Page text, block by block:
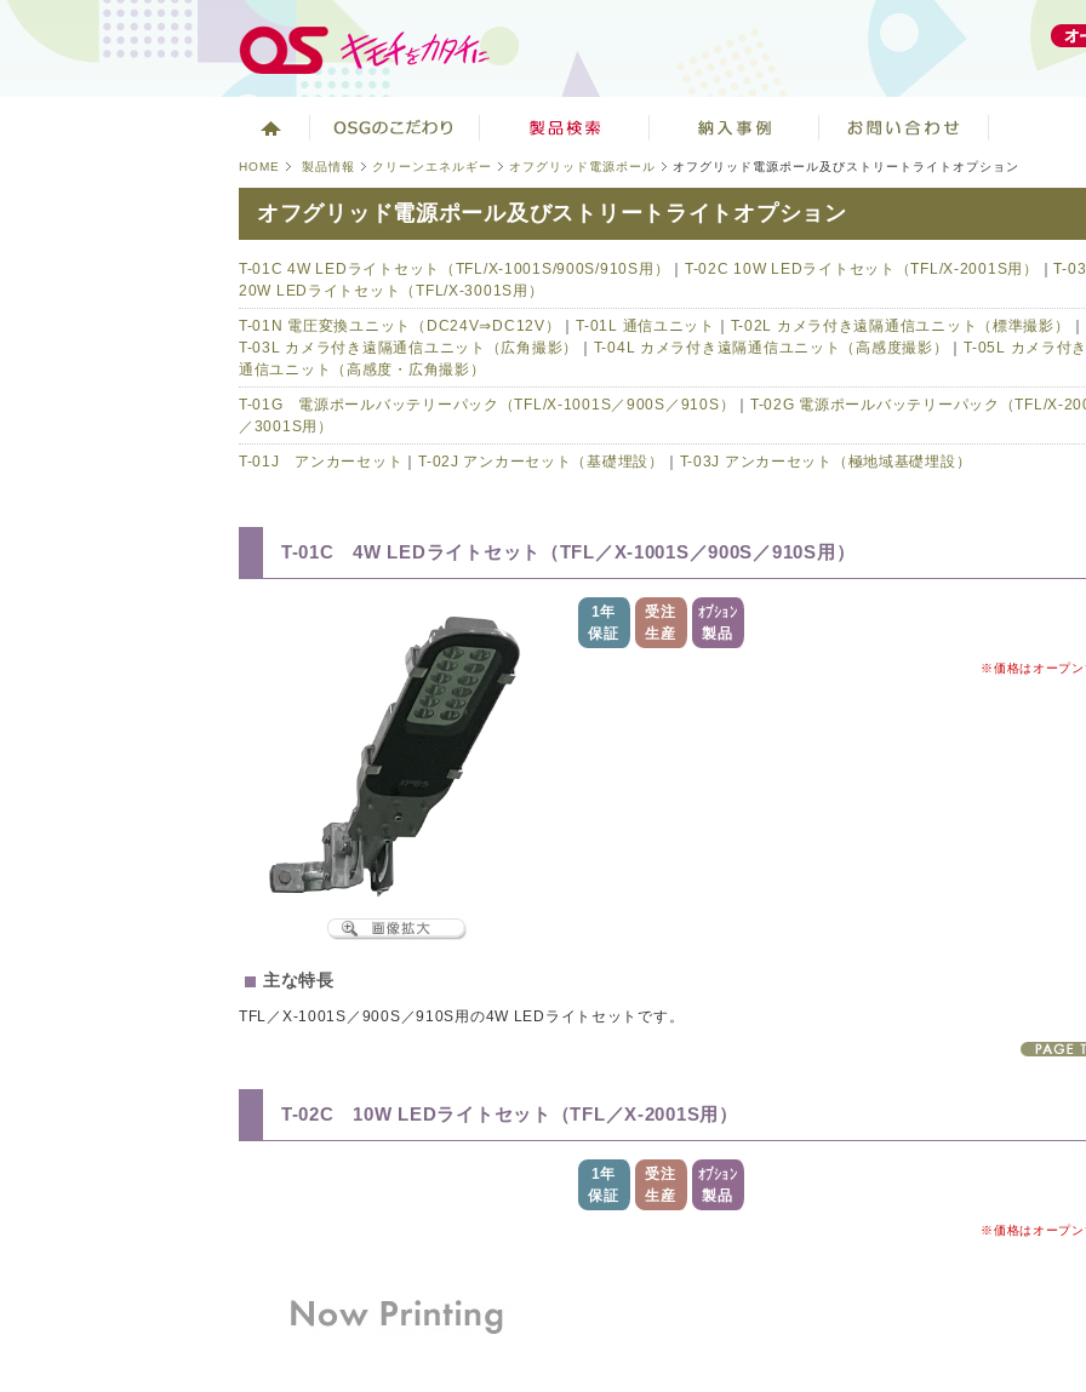
HOME 製品情報 クリーンエネルギー オフグリッド電源ポール オフグリッド電源ポール及びストリートライトオプション
オフグリッド電源ポール及びストリートライトオプション
T-01C 4W LEDライトセット（TFL/X-1001S/900S/910S用） T-02C 10W LEDライトセット（TFL/X-2001S用） ｜T-
20W LEDライトセット（TFL/X-3001S用）
T-01N 電圧変換ユニット（DC24V⇒DC12V） ｜T-01L 通信ユニット T-02L カメラ付き遠隔通信ユニット（標準撮影）
T-03L カメラ付き遠隔通信ユニット（広角撮影）
T-04L カメラ付き遠隔通信ユニット（高感度撮影） ｜T-05L カメラ付
通信ユニット（高感度・広角撮影）
T-01G 電源ポールバッテリーパック（TFL/X-1001S／900S／910S）
T-02G 電源ポールバッテリーパック（TFL/X-
／3001S用）
T-01J アンカーセット ｜T-02J アンカーセット（基礎埋設） T-03J アンカーセット（極地域基礎埋設）
T-01C 4W LEDライトセット（TFL／X-1001S／900S／910S用）
1年
保証
受注
生産
オプション
製品
※価格はオープン
主な特長
TFL／X-1001S／900S／910S用の4W LEDライトセットです。
T-02C 10W LEDライトセット（TFL／X-2001S用）
1年
保証
受注
生産
オプション
製品
※価格はオープン